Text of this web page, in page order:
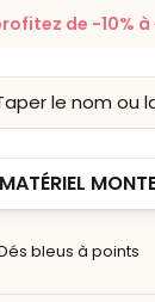
de -10%
MATÉRIEL
bleus à points